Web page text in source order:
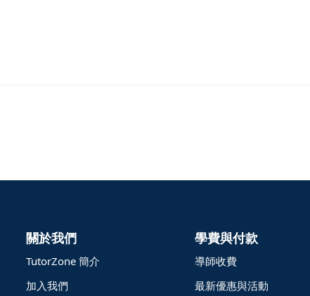
關於我們
TutorZone 簡介
加入我們
學費與付款
導師收費
最新優惠與活動